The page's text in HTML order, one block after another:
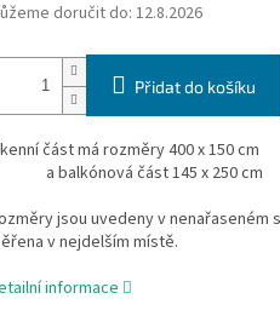
doručit do:12.8.2026
Přidat do košíku
část má rozměry 400 x 150 cm
a balkónová část 145 x 250 cm
jsou uvedeny v nenařaseném
v nejdelším místě.
informace